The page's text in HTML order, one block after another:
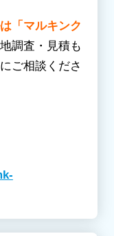
「マルキンク
調査・見積も
ご相談くださ